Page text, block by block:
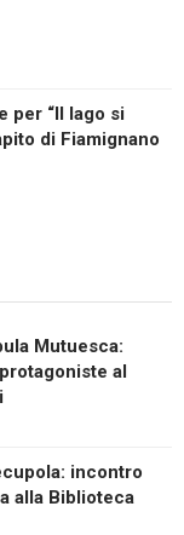
per “Il lago si
di Fiamignano
Mutuesca:
al
incontro
alla Biblioteca